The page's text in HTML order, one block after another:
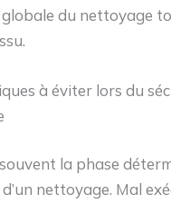
globale du nettoyage
à éviter lors du
la phase
nettoyage. Mal